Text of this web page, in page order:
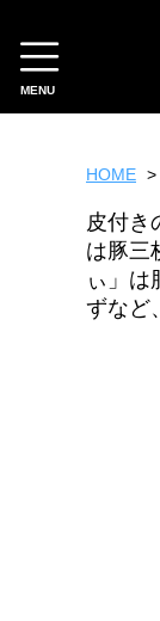
MENU
スイーツ
HOME
皮付き
は豚三
ぃ」は
ずなど